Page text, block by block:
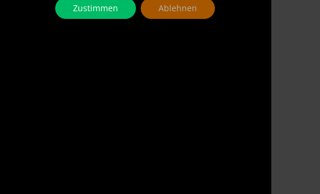
Zustimmen Ablehnen